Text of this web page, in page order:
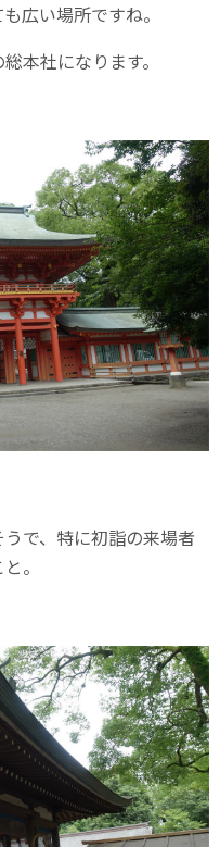
広い場所ですね。
本社になります。
で、特に初詣の来場者
。